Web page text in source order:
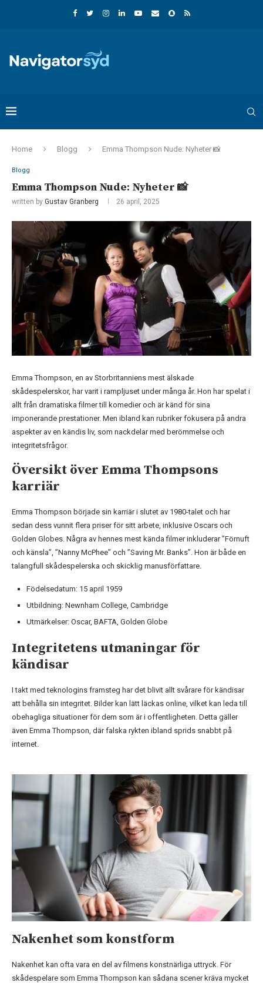
Home Blogg Emma Thompson Nude: Nyheter 📸
Blogg
Emma Thompson Nude: Nyheter 📸
written by Gustav Granberg 26 april, 2025
Emma Thompson, en av Storbritanniens mest älskade
skådespelerskor, har varit i rampljuset under många år. Hon har spelat i
allt från dramatiska filmer till komedier och är känd för sina
imponerande prestationer. Men ibland kan rubriker fokusera på andra
aspekter av en kändis liv, som nackdelar med berömmelse och
integritetsfrågor.
Översikt över Emma Thompsons
karriär
Emma Thompson började sin karriär i slutet av 1980-talet och har
sedan dess vunnit flera priser för sitt arbete, inklusive Oscars och
Golden Globes. Några av hennes mest kända filmer inkluderar ”Förnuft
och känsla”, ”Nanny McPhee” och ”Saving Mr. Banks”. Hon är både en
talangfull skådespelerska och skicklig manusförfattare.
Födelsedatum: 15 april 1959
Utbildning: Newnham College, Cambridge
Utmärkelser: Oscar, BAFTA, Golden Globe
Integritetens utmaningar för
kändisar
I takt med teknologins framsteg har det blivit allt svårare för kändisar
att behålla sin integritet. Bilder kan lätt läckas online, vilket kan leda till
obehagliga situationer för dem som är i offentligheten. Detta gäller
även Emma Thompson, där falska rykten ibland sprids snabbt på
internet.
Nakenhet som konstform
Nakenhet kan ofta vara en del av filmens konstnärliga uttryck. För
skådespelare som Emma Thompson kan sådana scener kräva mycket